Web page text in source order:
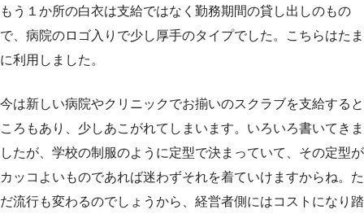
もう１か所の白衣は支給ではなく勤務期間の貸し出しのもの
で、病院のロゴ入りで少し厚手のタイプでした。こちらはたま
に利用しました。
今は新しい病院やクリニックでお揃いのスクラブを支給すると
ころもあり、少しあこがれてしまいます。いろいろ書いてきま
したが、学校の制服のように定型で決まっていて、その定型が
カッコよいものであれば迷わずそれを着ていけますからね。た
だ流行も変わるのでしょうから、経営者側にはコストになり踏